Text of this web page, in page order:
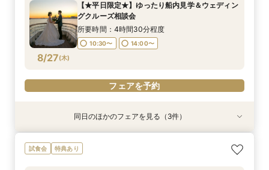
8/25(火)
所要時間：4時間30分程度
8/25(火)
9:00〜
10:30〜
15:00〜
8/25(火)
10:30〜 14:00〜
8/25(火)
13:30〜
8/25(火)
9:00〜 10:30〜
8/25(火)
10:30〜 13:00〜
8/27(木)
【★平日限定★】ゆったり船内見学＆ウェディン
グクルーズ相談会
所要時間：4時間30分程度
10:30〜 14:00〜
フェアを予約
【少人数での結婚式にオススメ！】じっくりご見
学×アットホームパーティー相談フェア
特典あり
幸せの航海を♪【スイーツ×５０分クルーズ】１件
目来館にお勧め！
【オンライン相談会】お手軽３Dウォークでご見
学♪運命の会場がここに・・★
同日のほかのフェアを見る（3件）
試食会 特典あり